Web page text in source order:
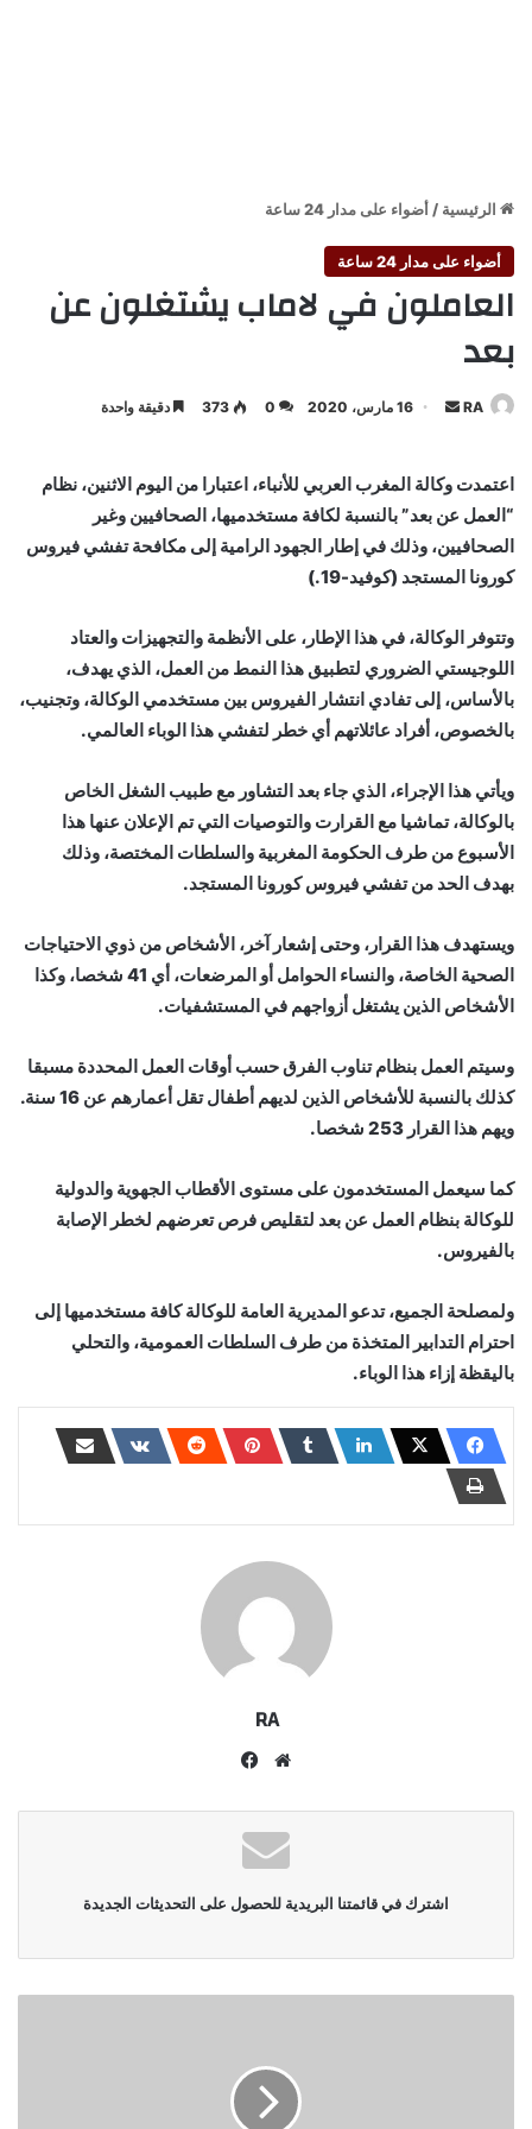
الرئيسية / أضواء على مدار 24 ساعة
أضواء على مدار 24 ساعة
العاملون في لاماب يشتغلون عن
بعد
RA
أرسل 16 مارس، 2020 0
373 دقيقة واحدة
اعتمدت وكالة المغرب العربي للأنباء، اعتبارا من اليوم الاثنين، نظام
“العمل عن بعد” بالنسبة لكافة مستخدميها، الصحافيين وغير
الصحافيين، وذلك في إطار الجهود الرامية إلى مكافحة تفشي فيروس
كورونا المستجد (كوفيد-19.)
وتتوفر الوكالة، في هذا الإطار، على الأنظمة والتجهيزات والعتاد
اللوجيستي الضروري لتطبيق هذا النمط من العمل، الذي يهدف،
بالأساس، إلى تفادي انتشار الفيروس بين مستخدمي الوكالة، وتجنيب،
بالخصوص، أفراد عائلاتهم أي خطر لتفشي هذا الوباء العالمي.
ويأتي هذا الإجراء، الذي جاء بعد التشاور مع طبيب الشغل الخاص
بالوكالة، تماشيا مع القرارت والتوصيات التي تم الإعلان عنها هذا
الأسبوع من طرف الحكومة المغربية والسلطات المختصة، وذلك
بهدف الحد من تفشي فيروس كورونا المستجد.
ويستهدف هذا القرار، وحتى إشعار آخر، الأشخاص من ذوي الاحتياجات
الصحية الخاصة، والنساء الحوامل أو المرضعات، أي 41 شخصا، وكذا
الأشخاص الذين يشتغل أزواجهم في المستشفيات.
وسيتم العمل بنظام تناوب الفرق حسب أوقات العمل المحددة مسبقا
كذلك بالنسبة للأشخاص الذين لديهم أطفال تقل أعمارهم عن 16 سنة.
ويهم هذا القرار 253 شخصا.
كما سيعمل المستخدمون على مستوى الأقطاب الجهوية والدولية
للوكالة بنظام العمل عن بعد لتقليص فرص تعرضهم لخطر الإصابة
بالفيروس.
ولمصلحة الجميع، تدعو المديرية العامة للوكالة كافة مستخدميها إلى
احترام التدابير المتخذة من طرف السلطات العمومية، والتحلي
باليقظة إزاء هذا الوباء.
RA
موقع
اشترك في قائمتنا البريدية للحصول على التحديثات الجديدة